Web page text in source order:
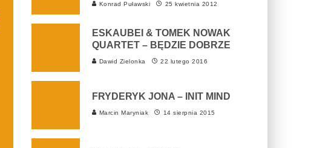
Konrad Puławski 25 kwietnia 2012
ESKAUBEI & TOMEK NOWAK
QUARTET – BĘDZIE DOBRZE
Dawid Zielonka 22 lutego 2016
FRYDERYK JONA – INIT MIND
Marcin Maryniak 14 sierpnia 2015